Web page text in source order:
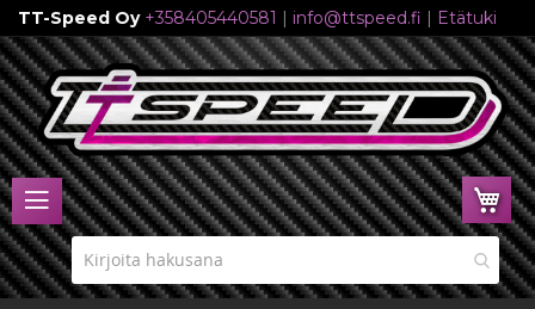
TT-Speed Oy +358405440581 | info@ttspeed.fi | Etätuki
Skip
to
Content